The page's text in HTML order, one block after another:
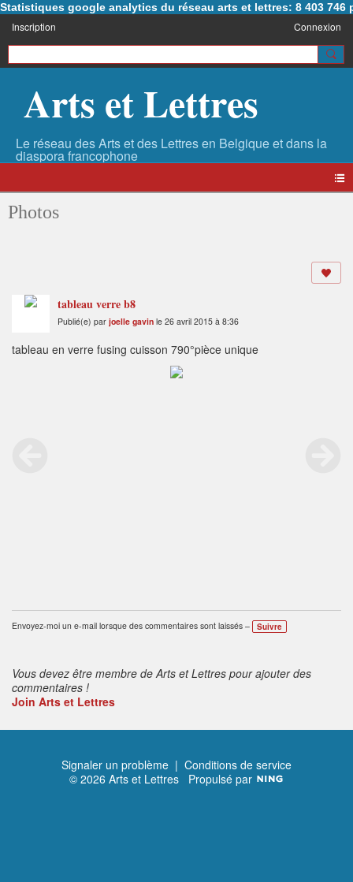
Statistiques google analytics du réseau arts et lettres: 8 403 746
Inscription Connexion
Arts et Lettres
Photos
tableau verre b8
Publié(e) par joelle gavin le 26 avril 2015 à 8:36
tableau en verre fusing cuisson 790°pièce unique
Envoyez-moi un e-mail lorsque des commentaires sont laissés – Suivre
Vous devez être membre de Arts et Lettres pour ajouter des
commentaires !
Join Arts et Lettres
Signaler un problème | Conditions de service
© 2026 Arts et Lettres Propulsé par